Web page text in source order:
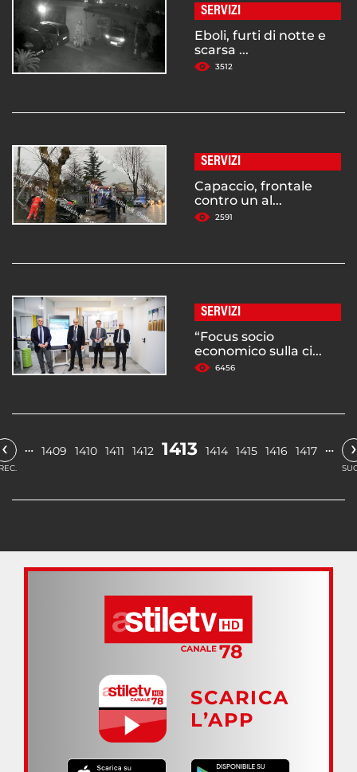
SERVIZI
Eboli, furti di notte e
scarsa ...
3512
SERVIZI
Capaccio, frontale
contro un al...
2591
SERVIZI
“Focus socio
economico sulla ci...
6456
‹ … 1409 1410 1411 1412 1413 1414 1415 1416 1417 … ›
SCARICA
L’APP